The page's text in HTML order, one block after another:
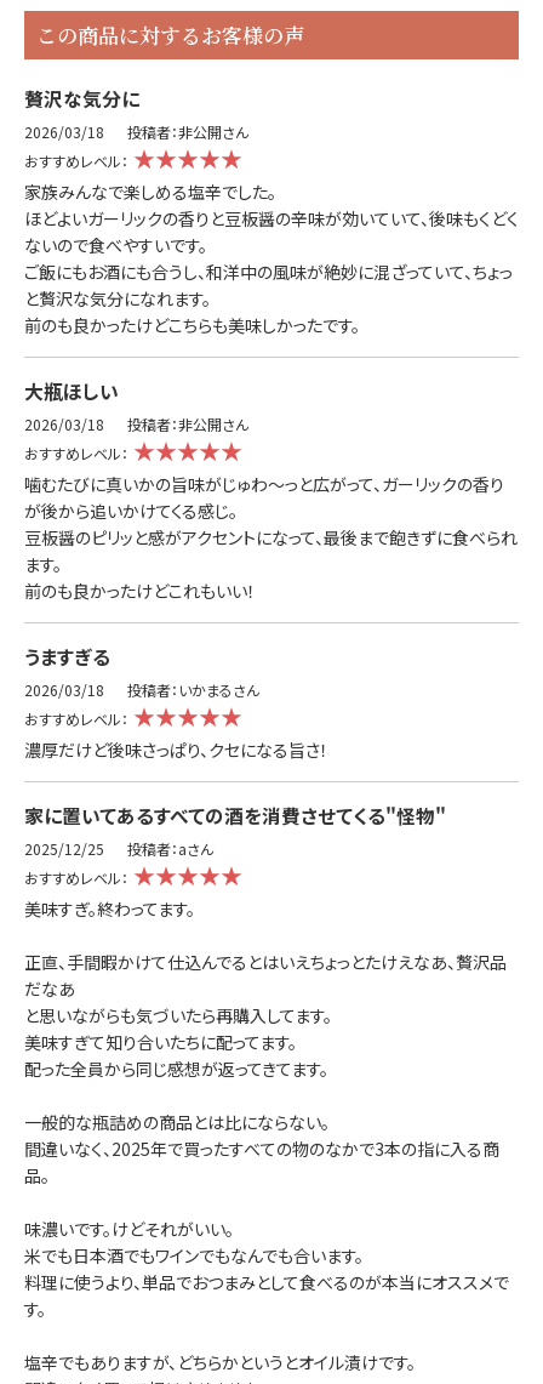
この商品に対するお客様の声
贅沢な気分に
2026/03/18
投稿者：非公開さん
おすすめレベル： ★★★★★
家族みんなで楽しめる塩辛でした。
ほどよいガーリックの香りと豆板醤の辛味が効いていて、後味もくどく
ないので食べやすいです。
ご飯にもお酒にも合うし、和洋中の風味が絶妙に混ざっていて、ちょっ
と贅沢な気分になれます。
前のも良かったけどこちらも美味しかったです。
大瓶ほしい
2026/03/18
投稿者：非公開さん
おすすめレベル： ★★★★★
噛むたびに真いかの旨味がじゅわ〜っと広がって、ガーリックの香り
が後から追いかけてくる感じ。
豆板醤のピリッと感がアクセントになって、最後まで飽きずに食べられ
ます。
前のも良かったけどこれもいい！
うますぎる
2026/03/18
投稿者：いかまるさん
おすすめレベル： ★★★★★
濃厚だけど後味さっぱり、クセになる旨さ！
家に置いてあるすべての酒を消費させてくる"怪物"
2025/12/25
投稿者：aさん
おすすめレベル： ★★★★★
美味すぎ。終わってます。
正直、手間暇かけて仕込んでるとはいえちょっとたけえなあ、贅沢品
だなあ
と思いながらも気づいたら再購入してます。
美味すぎて知り合いたちに配ってます。
配った全員から同じ感想が返ってきてます。
一般的な瓶詰めの商品とは比にならない。
間違いなく、2025年で買ったすべての物のなかで3本の指に入る商
品。
味濃いです。けどそれがいい。
米でも日本酒でもワインでもなんでも合います。
料理に使うより、単品でおつまみとして食べるのが本当にオススメで
す。
塩辛でもありますが、どちらかというとオイル漬けです。